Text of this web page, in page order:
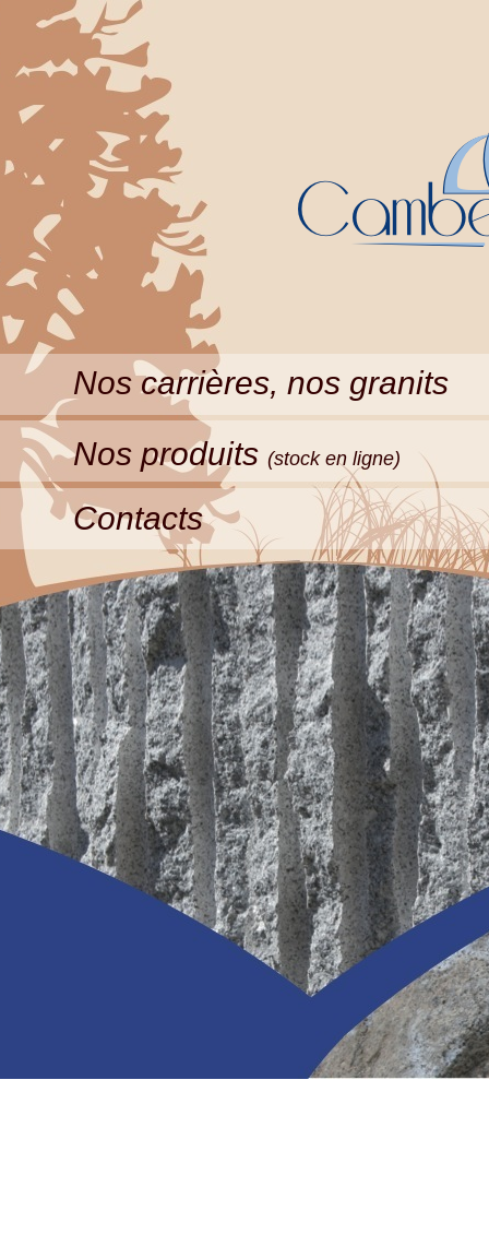
Nos carrières, nos granits
Nos produits (stock en ligne)
Contacts